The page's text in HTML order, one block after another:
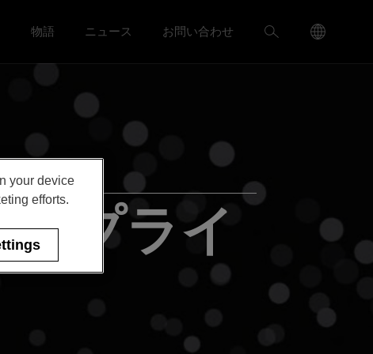
リア menu
Toggle
物語 Toggle ニュース menu
ニュース お問い合わせ
検
Language
Menu
プライ
your device
efforts.